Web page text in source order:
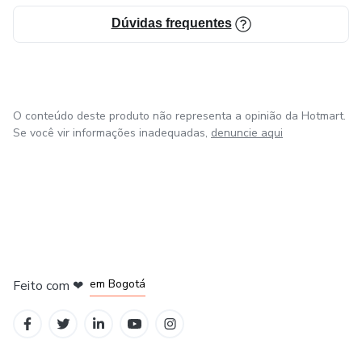
Dúvidas frequentes
O conteúdo deste produto não representa a opinião da Hotmart.
Se você vir informações inadequadas, denuncie aqui
Feito com ❤ em Bogotá